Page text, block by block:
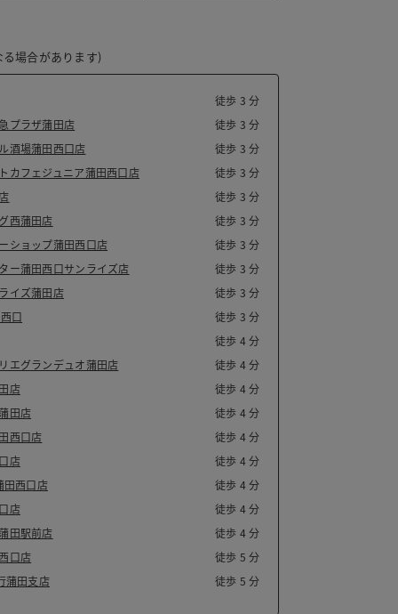
場合があります)
徒歩 3 分
プラザ蒲田店
徒歩 3 分
酒場蒲田西口店
徒歩 3 分
カフェジュニア蒲田西口店
徒歩 3 分
徒歩 3 分
西蒲田店
徒歩 3 分
ショップ蒲田西口店
徒歩 3 分
ー蒲田西口サンライズ店
徒歩 3 分
イズ蒲田店
徒歩 3 分
口
徒歩 3 分
徒歩 4 分
エグランデュオ蒲田店
徒歩 4 分
店
徒歩 4 分
田店
徒歩 4 分
西口店
徒歩 4 分
店
徒歩 4 分
田西口店
徒歩 4 分
店
徒歩 4 分
田駅前店
徒歩 4 分
口店
徒歩 5 分
蒲田支店
徒歩 5 分